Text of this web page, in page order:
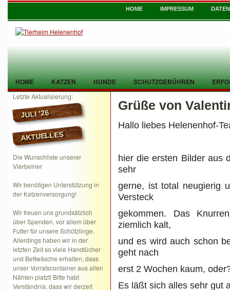
HOME IMPRESSUM
HOME KATZEN HUNDE SCHUTZGEBÜHREN
TIER GEFUNDEN KONTAKT
Letzte Aktualisierung:
JULI ’26
AKTUELLES
Die Wunschliste unserer
Vierbeiner
Wir benötigen Unterstützung in
der Katzenversorgung!
Wir freuen uns grundsätzlich
über Spenden, vor allem über
Futter für unsere Schützlinge.
Allerdings haben wir in der
letzten Zeit so viele Handtücher
und Bettwäsche erhalten, dass
unser Vorratscontainer aus allen
Nähten platzt! Bitte habt
Verständnis, dass wir derzeit
Grüße von
Hallo liebes Helenenhof-
hier die ersten Bilder aus
sehr
gerne, ist total neugierig
Versteck
gekommen. Das
ziemlich kalt,
und es wird auch schon
geht nach
erst 2 Wochen kaum,
Es läßt sich alles sehr gut